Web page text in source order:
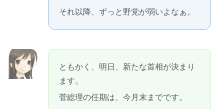
それ以降、ずっと野党が弱いよなぁ。
ともかく、明日、新たな首相が決まり
ます。
菅総理の任期は、今月末までです。